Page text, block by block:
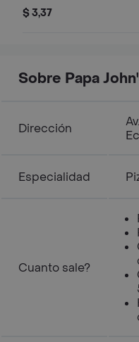
entero)
$ 3,37
Sobre Papa
Dirección
Especialidad
Cuanto sale?